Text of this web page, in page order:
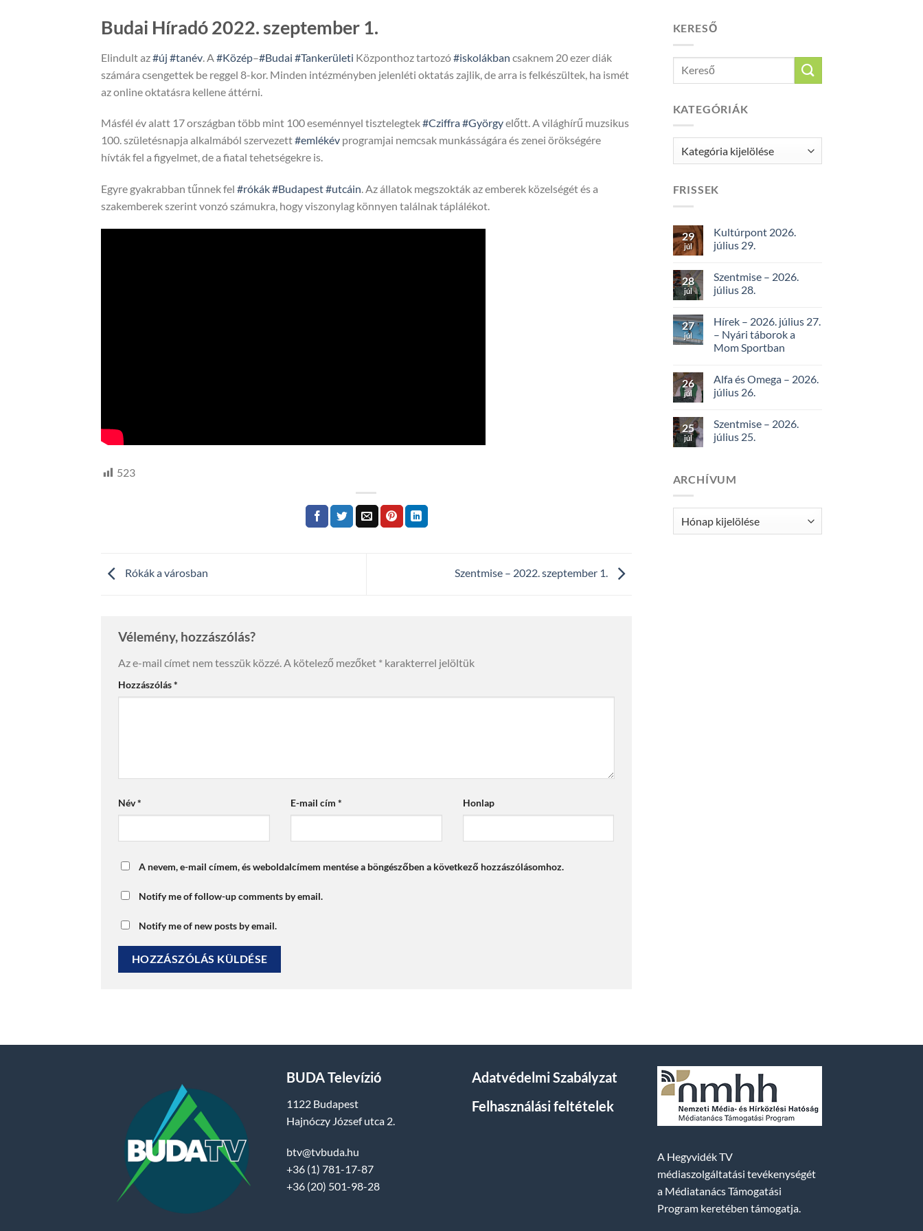
Budai Híradó 2022. szeptember 1.
Elindult az#új #tanév . A #Közép–#Budai #Tankerületi Központhoz tartozó#iskolákban csaknem 20 ezer diák
számára csengettek be reggel 8-kor. Minden intézményben jelenléti oktatás zajlik, de arra is felkészültek, ha ismét
az online oktatásra kellene áttérni.
Másfél év alatt 17 országban több mint 100 eseménnyel tisztelegtek#Cziffra#Györgyelőtt. A világhírű muzsikus
100. születésnapja alkalmából szervezett#emlékév programjai nemcsak munkásságára és zenei örökségére
hívták fel a figyelmet, de a fiatal tehetségekre is.
Egyre gyakrabban tűnnek fel #rókák#Budapest#utcáin. Az állatok megszokták az emberek közelségét és a
szakemberek szerint vonzó számukra, hogy viszonylag könnyen találnak táplálékot.
523
Rókák a városban Szentmise – 2022. szeptember 1.
Vélemény, hozzászólás?
Az e-mail címet nem tesszük közzé.A kötelező mezőket * karakterrel jelöltük
Hozzászólás*
Név* E-mail cím * Honlap
A nevem, e-mail címem, és weboldalcímem mentése a böngészőben a következő hozzászólásomhoz.
Notify me of follow-up comments by email.
Notify me of new posts by email.
KERESŐ
KATEGÓRIÁK
Kategóriák
FRISSEK
29
júl
Kultúrpont 2026.
július 29.
28
júl
Szentmise – 2026.
július 28.
27
júl
Hírek – 2026. július 27.
– Nyári táborok a
Mom Sportban
26
júl
Alfa és Omega – 2026.
július 26.
25
júl
Szentmise – 2026.
július 25.
ARCHÍVUM
Archívum
BUDA Televízió
1122 Budapest
Hajnóczy József utca 2.
btv@tvbuda.hu
+36 (1) 781-17-87
+36 (20) 501-98-28
Adatvédelmi Szabályzat
Felhasználási feltételek
A Hegyvidék TV
médiaszolgáltatási tevékenységét
a Médiatanács Támogatási
Program keretében támogatja.